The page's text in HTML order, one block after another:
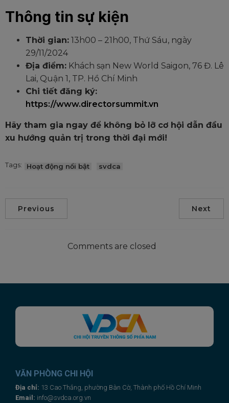
Thông tin sự kiện
Thời gian: 13h00 – 21h00, Thứ Sáu, ngày
29/11/2024
Địa điểm: Khách sạn New World Saigon, 76 Đ. Lê
Lai, Quận 1, TP. Hồ Chí Minh
Chi tiết đăng ký:
https://www.directorsummit.vn
Hãy tham gia ngay để không bỏ lỡ cơ hội dẫn đầu
xu hướng quản trị trong thời đại mới!
Tags: Hoạt động nổi bật svdca
Previous Next
Comments are closed
VĂN PHÒNG CHI HỘI
Địa chỉ: 13 Cao Thắng, phường Bàn Cờ, Thành phố Hồ Chí Minh
Email: info@svdca.org.vn